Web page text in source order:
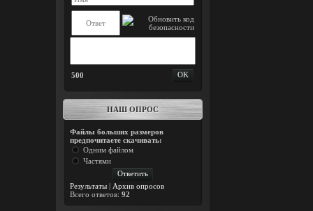
500
НАШ ОПРОС
Файлы больших размеров
предпочитаете скачивать:
Одним файлом
Частями
Результаты | Архив опросов
Всего ответов: 92